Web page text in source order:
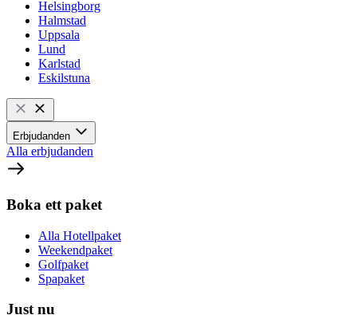
Helsingborg
Halmstad
Uppsala
Lund
Karlstad
Eskilstuna
Erbjudanden
Alla erbjudanden
Boka ett paket
Alla Hotellpaket
Weekendpaket
Golfpaket
Spapaket
Just nu